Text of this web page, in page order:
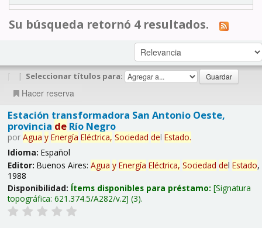
Su búsqueda retornó 4 resultados.
| | Seleccionar títulos para:
Hacer reserva
Estación transformadora San Antonio Oeste,
provincia deRío Negro
por Agua y Energía Eléctrica, Sociedad del Estado.
Idioma: Español
Editor: Buenos Aires: Agua y Energía Eléctrica, Sociedad del Estado,
1988
Disponibilidad: Ítems disponibles para préstamo: Signatura
topográfica: 621.374.5/A282/v.2 (3).